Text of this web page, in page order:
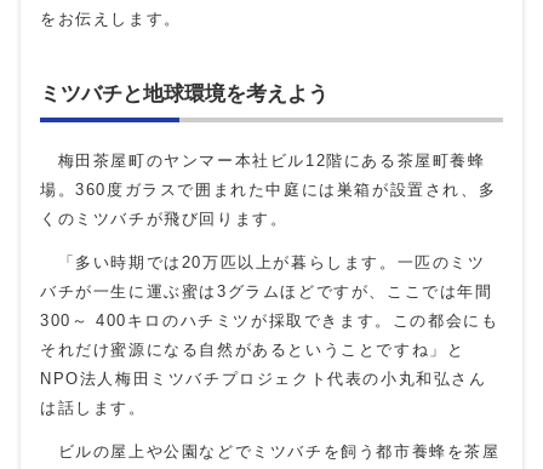
をお伝えします。
ミツバチと地球環境を考えよう
梅田茶屋町のヤンマー本社ビル 12階にある茶屋町養蜂
場。360 度ガラスで囲まれた中庭には巣箱が設置され、多
くのミツバチが飛び回ります。
「多い時期では 20万匹以上が暮らします。一匹のミツ
バチが一生に運ぶ蜜は 3 グラムほどですが、ここでは年間
300 ～ 400 キロのハチミツが採取できます。この都会にも
それだけ蜜源になる自然があるということですね」と
NPO法人梅田ミツバチプロジェクト代表の小丸和弘さん
は話します。
ビルの屋上や公園などでミツバチを飼う都市養蜂を茶屋